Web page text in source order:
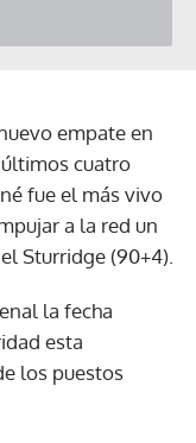
empate en
cuatro
fue el más vivo
a la red un
Sturridge (90+4).
la fecha
esta
los puestos